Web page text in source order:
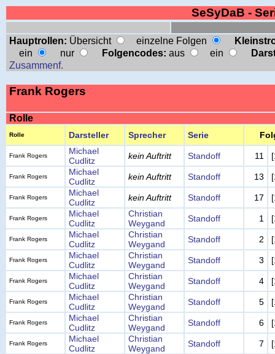
SeSyDaB -
Hauptrollen: Übersicht einzelne Folgen
ein
nur Folgencodes: aus ein
Zusammenf.
Frank Rogers
Rolle
Rolle Darsteller Sprecher Serie
Frank Rogers
Michael
Cudlitz
kein Auftritt Standoff 11
Frank Rogers
Michael
Cudlitz
kein Auftritt Standoff 13
Frank Rogers
Michael
Cudlitz
kein Auftritt Standoff 17
Frank Rogers
Michael
Cudlitz
Christian
Weygand
Standoff 1
Frank Rogers
Michael
Cudlitz
Christian
Weygand
Standoff 2
Frank Rogers
Michael
Cudlitz
Christian
Weygand
Standoff 3
Frank Rogers
Michael
Cudlitz
Christian
Weygand
Standoff 4
Frank Rogers
Michael
Cudlitz
Christian
Weygand
Standoff 5
Frank Rogers
Michael
Cudlitz
Christian
Weygand
Standoff 6
Frank Rogers
Michael
Cudlitz
Christian
Weygand
Standoff 7